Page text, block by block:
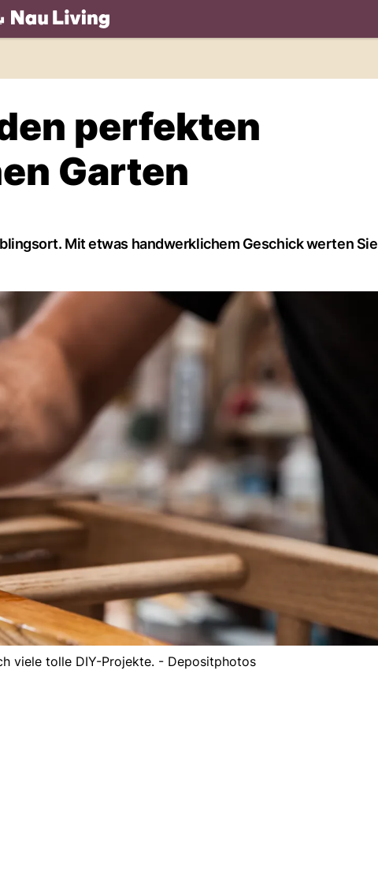
perfekten
Garten
Mit etwas handwerklichem Geschick werten Sie
viele tolle DIY-Projekte. - Depositphotos